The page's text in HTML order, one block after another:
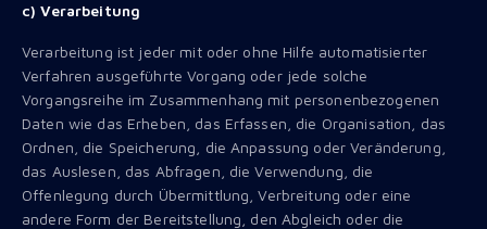
c) Verarbeitung
Verarbeitung ist jeder mit oder ohne Hilfe automatisierter
Verfahren ausgeführte Vorgang oder jede solche
Vorgangsreihe im Zusammenhang mit personenbezogenen
Daten wie das Erheben, das Erfassen, die Organisation, das
Ordnen, die Speicherung, die Anpassung oder Veränderung,
das Auslesen, das Abfragen, die Verwendung, die
Offenlegung durch Übermittlung, Verbreitung oder eine
andere Form der Bereitstellung, den Abgleich oder die